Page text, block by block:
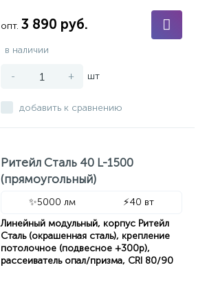
опт. 3 890 руб.
в наличии
- + шт
добавить к сравнению
Ритейл Сталь 40 L-1500
(прямоугольный)
✨5000 лм ⚡40 вт
Линейный модульный, корпус Ритейл
Сталь (окрашенная сталь), крепление
потолочное (подвесное +300р),
рассеиватель опал/призма, CRI 80/90